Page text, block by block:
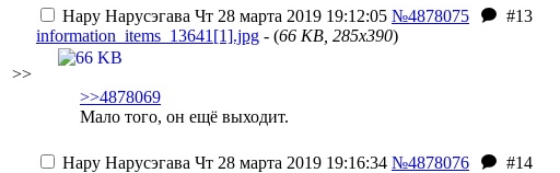
>>
Нару Нарусэгава Чт 28 марта 2019 19:12:05 №4878075
#13
information_items_13641[1].jpg - (66 KB, 285x390)
>>4878069
Мало того, он ещё выходит.
Нару Нарусэгава Чт 28 марта 2019 19:16:34 №4878076
#14